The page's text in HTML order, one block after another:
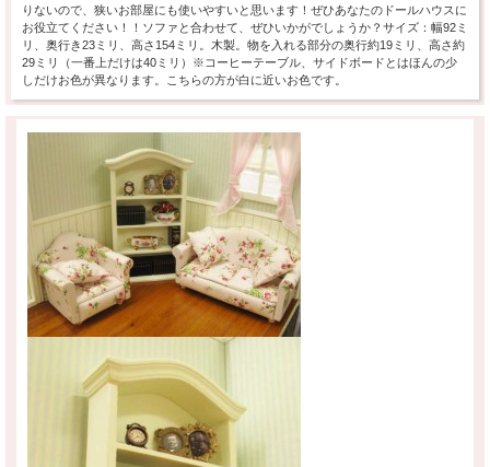
りないので、狭いお部屋にも使いやすいと思います！ぜひあなたのドールハウスに
お役立てください！！ソファと合わせて、ぜひいかがでしょうか？サイズ：幅92ミ
リ、奥行き23ミリ、高さ154ミリ。木製。物を入れる部分の奥行約19ミリ、高さ約
29ミリ（一番上だけは40ミリ）※コーヒーテーブル、サイドボードとはほんの少
しだけお色が異なります。こちらの方が白に近いお色です。